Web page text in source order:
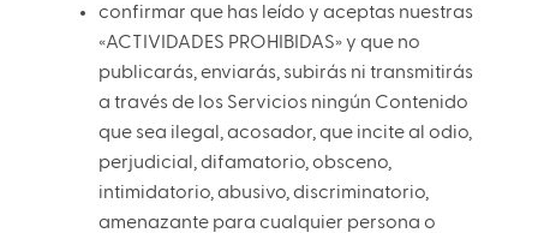
confirmar que has leído y aceptas nuestras
«ACTIVIDADES PROHIBIDAS» y que no
publicarás, enviarás, subirás ni transmitirás
a través de los Servicios ningún Contenido
que sea ilegal, acosador, que incite al odio,
perjudicial, difamatorio, obsceno,
intimidatorio, abusivo, discriminatorio,
amenazante para cualquier persona o